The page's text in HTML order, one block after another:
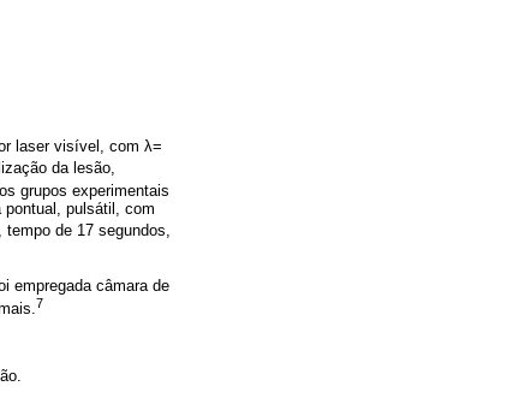
laser visível, com λ=
da lesão,
grupos experimentais
pontual, pulsátil, com
tempo de 17 segundos,
empregada câmara de
7